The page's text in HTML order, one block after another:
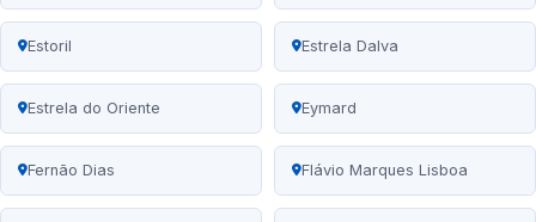
Estoril Estrela Dalva
Estrela do Oriente Eymard
Fernão Dias Flávio Marques Lisboa